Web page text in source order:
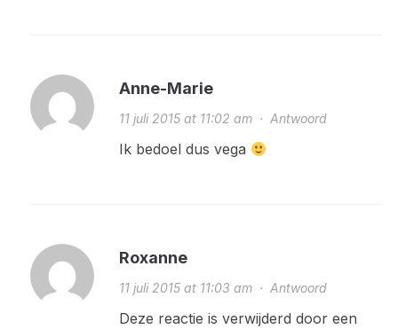
Anne-Marie
11 juli 2015 at 11:02 am· Antwoord
Ik bedoel dus vega
Roxanne
11 juli 2015 at 11:03 am· Antwoord
Deze reactie is verwijderd door een